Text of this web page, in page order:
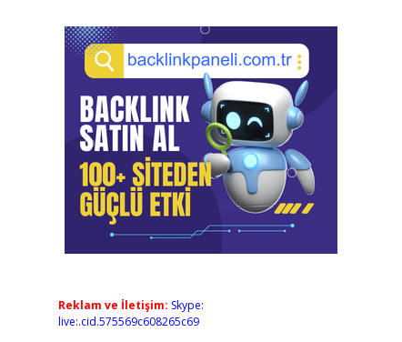
Reklam ve İletişim: Skype:
live:.cid.575569c608265c69